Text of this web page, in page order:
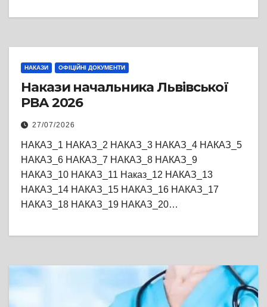
НАКАЗИ ОФІЦІЙНІ ДОКУМЕНТИ
Накази начальника Львівської
РВА 2026
27/07/2026
НАКАЗ_1 НАКАЗ_2 НАКАЗ_3 НАКАЗ_4 НАКАЗ_5
НАКАЗ_6 НАКАЗ_7 НАКАЗ_8 НАКАЗ_9
НАКАЗ_10 НАКАЗ_11 Наказ_12 НАКАЗ_13
НАКАЗ_14 НАКАЗ_15 НАКАЗ_16 НАКАЗ_17
НАКАЗ_18 НАКАЗ_19 НАКАЗ_20…